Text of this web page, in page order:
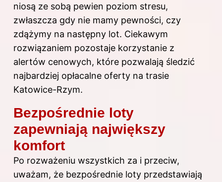
niosą ze sobą pewien poziom stresu,
zwłaszcza gdy nie mamy pewności, czy
zdążymy na następny lot. Ciekawym
rozwiązaniem pozostaje korzystanie z
alertów cenowych, które pozwalają śledzić
najbardziej opłacalne oferty na trasie
Katowice-Rzym.
Bezpośrednie loty
zapewniają największy
komfort
Po rozważeniu wszystkich za i przeciw,
uważam, że bezpośrednie loty przedstawiają